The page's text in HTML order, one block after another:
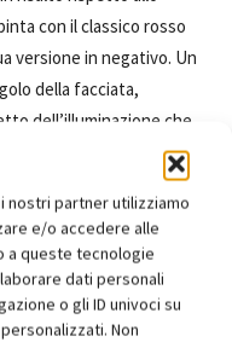
nostri partner utilizziamo
e/o accedere alle
a queste tecnologie
dati personali
o gli ID univoci su
Non
con il classico rosso
versione in negativo. Un
della facciata,
dell’illuminazione che,
dal nulla.